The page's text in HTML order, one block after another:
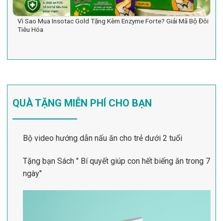
Vì Sao Mua Insotac Gold Tặng Kèm Enzyme Forte? Giải Mã Bộ Đôi
Tiêu Hóa
QUÀ TẶNG MIỄN PHÍ CHO BẠN
Bộ video hướng dẫn nấu ăn cho trẻ dưới 2 tuổi
Tặng bạn Sách " Bí quyết giúp con hết biếng ăn trong 7
ngày"